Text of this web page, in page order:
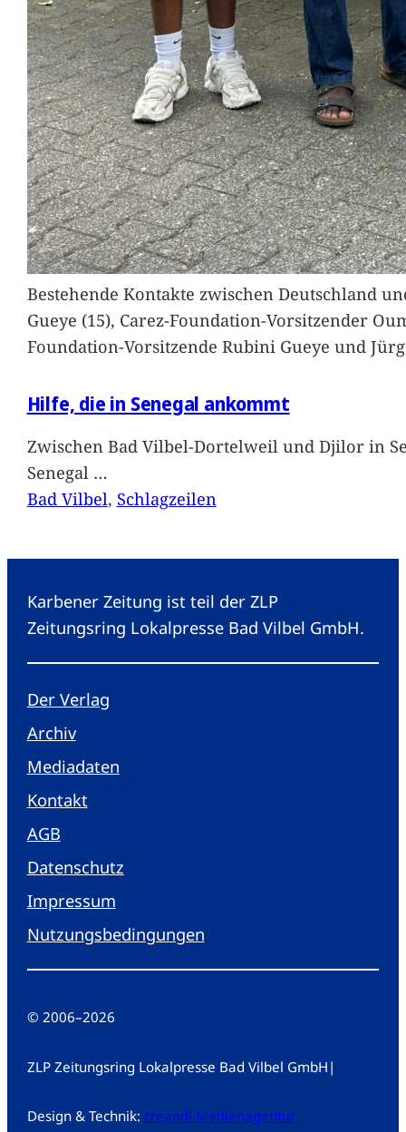
Bestehende Kontakte zwischen Deutschland
Gueye (15), Carez-Foundation-Vorsitzender
Foundation-Vorsitzende Rubini Gueye und
Hilfe, die in Senegal ankommt
Zwischen Bad Vilbel-Dortelweil und Djilor in
Senegal …
Bad Vilbel, Schlagzeilen
Karbener Zeitung ist teil der ZLP
Zeitungsring Lokalpresse Bad Vilbel GmbH.
Der Verlag
Archiv
Mediadaten
Kontakt
AGB
Datenschutz
Impressum
Nutzungsbedingungen
© 2006–2026
ZLP Zeitungsring Lokalpresse Bad Vilbel GmbH |
Design & Technik: creandi Medienagentur